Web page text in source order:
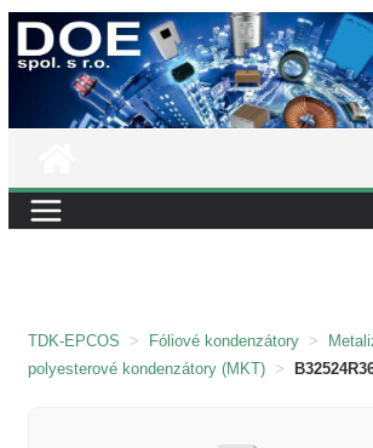
Přeskočit
na
TDK-EPCOS > Fóliové kondenzátory >
polyesterové kondenzátory (MKT) >